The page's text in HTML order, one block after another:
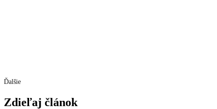
Ďalšie
Zdieľaj článok